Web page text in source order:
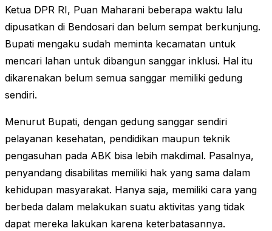
Ketua DPR RI, Puan Maharani beberapa waktu lalu
dipusatkan di Bendosari dan belum sempat berkunjung.
Bupati mengaku sudah meminta kecamatan untuk
mencari lahan untuk dibangun sanggar inklusi. Hal itu
dikarenakan belum semua sanggar memiliki gedung
sendiri.
Menurut Bupati, dengan gedung sanggar sendiri
pelayanan kesehatan, pendidikan maupun teknik
pengasuhan pada ABK bisa lebih makdimal. Pasalnya,
penyandang disabilitas memiliki hak yang sama dalam
kehidupan masyarakat. Hanya saja, memiliki cara yang
berbeda dalam melakukan suatu aktivitas yang tidak
dapat mereka lakukan karena keterbatasannya.